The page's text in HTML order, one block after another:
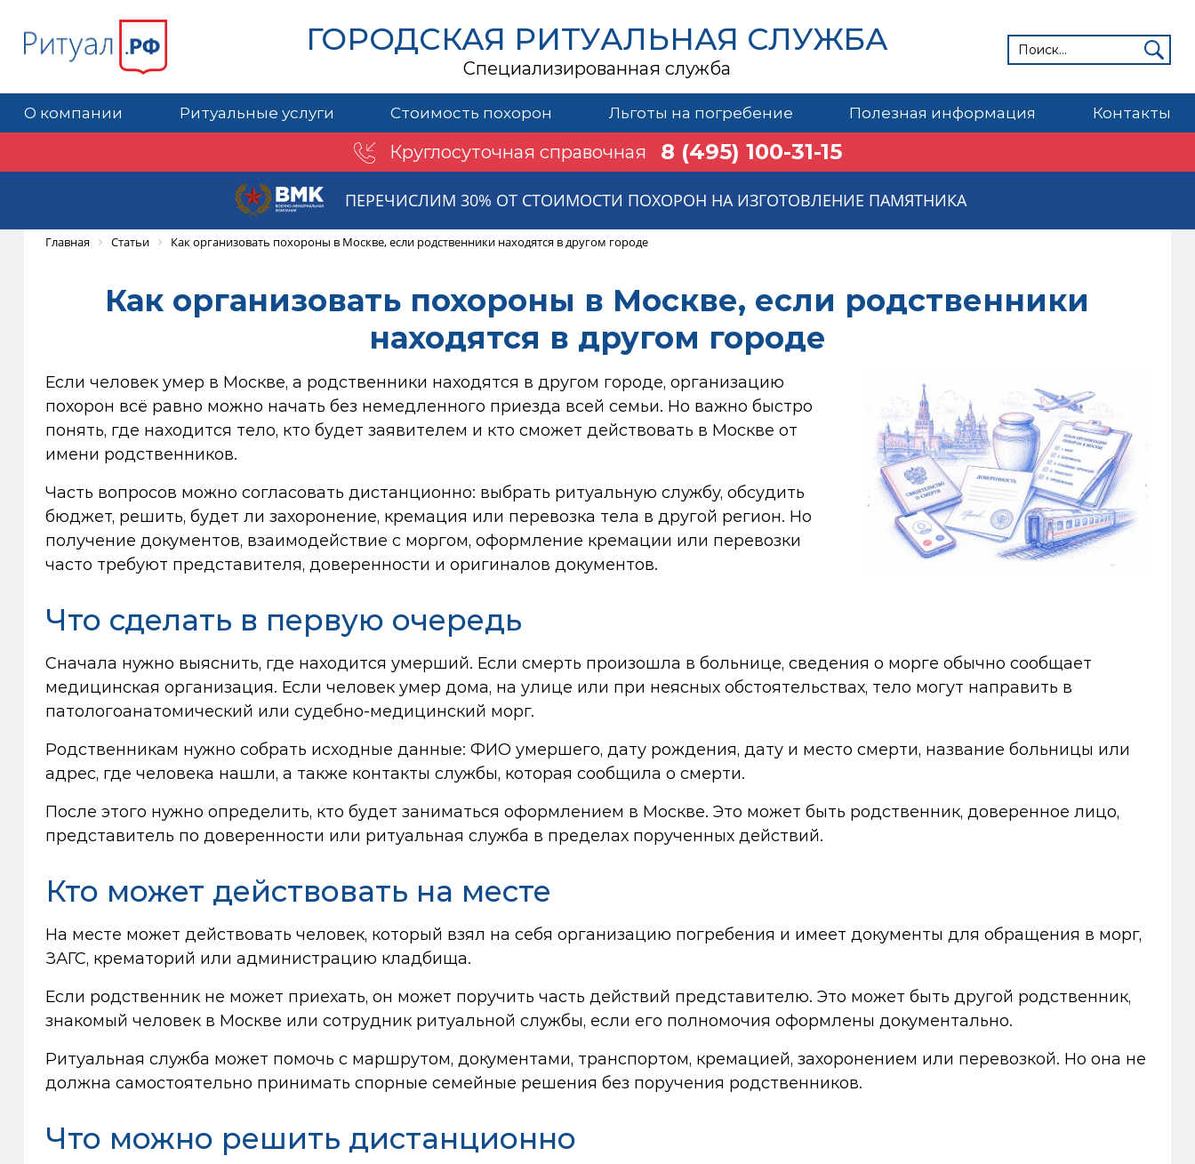
ГОРОДСКАЯ РИТУАЛЬНАЯ СЛУЖБА
Специализированная служба
О компании Ритуальные услуги Стоимость похорон Льготы на погребение Полезная информация Контакты
Круглосуточная справочная 8 (495) 100-31-15
ПЕРЕЧИСЛИМ 30% ОТ СТОИМОСТИ ПОХОРОН НА ИЗГОТОВЛЕНИЕ ПАМЯТНИКА
Главная Статьи Как организовать похороны в Москве, если родственники находятся в другом городе
Как организовать похороны в Москве, если родственники
находятся в другом городе
Если человек умер в Москве, а родственники находятся в другом городе, организацию
похорон всё равно можно начать без немедленного приезда всей семьи. Но важно быстро
понять, где находится тело, кто будет заявителем и кто сможет действовать в Москве от
имени родственников.
Часть вопросов можно согласовать дистанционно: выбрать ритуальную службу, обсудить
бюджет, решить, будет ли захоронение, кремация или перевозка тела в другой регион. Но
получение документов, взаимодействие с моргом, оформление кремации или перевозки
часто требуют представителя, доверенности и оригиналов документов.
Что сделать в первую очередь
Сначала нужно выяснить, где находится умерший. Если смерть произошла в больнице, сведения о морге обычно сообщает
медицинская организация. Если человек умер дома, на улице или при неясных обстоятельствах, тело могут направить в
патологоанатомический или судебно-медицинский морг.
Родственникам нужно собрать исходные данные: ФИО умершего, дату рождения, дату и место смерти, название больницы или
адрес, где человека нашли, а также контакты службы, которая сообщила о смерти.
После этого нужно определить, кто будет заниматься оформлением в Москве. Это может быть родственник, доверенное лицо,
представитель по доверенности или ритуальная служба в пределах порученных действий.
Кто может действовать на месте
На месте может действовать человек, который взял на себя организацию погребения и имеет документы для обращения в морг,
ЗАГС, крематорий или администрацию кладбища.
Если родственник не может приехать, он может поручить часть действий представителю. Это может быть другой родственник,
знакомый человек в Москве или сотрудник ритуальной службы, если его полномочия оформлены документально.
Ритуальная служба может помочь с маршрутом, документами, транспортом, кремацией, захоронением или перевозкой. Но она не
должна самостоятельно принимать спорные семейные решения без поручения родственников.
Что можно решить дистанционно